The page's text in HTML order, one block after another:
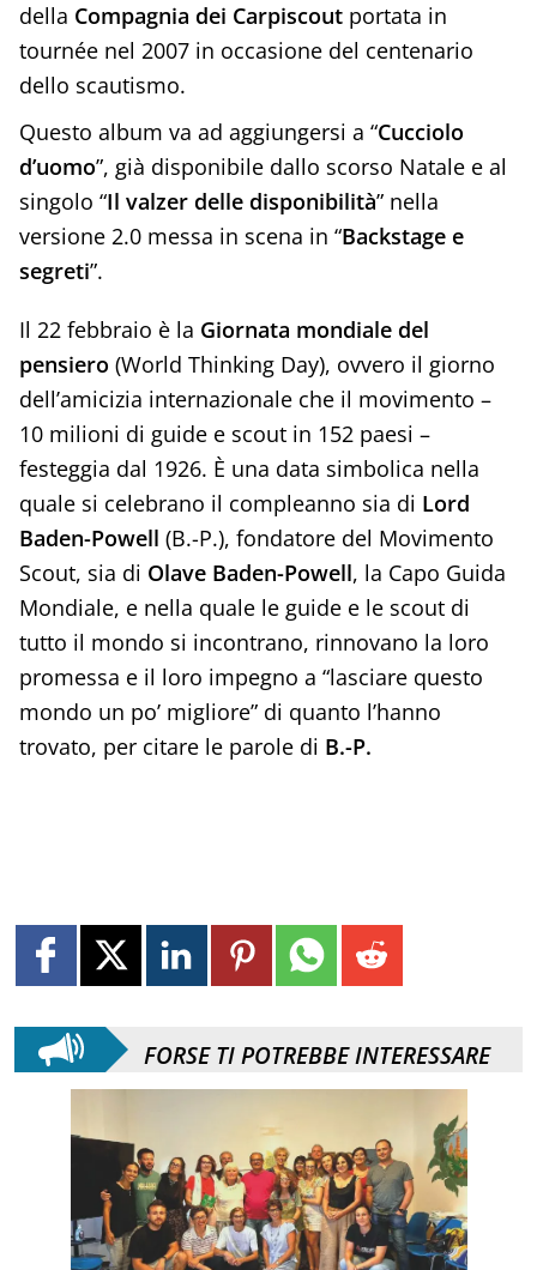
della Compagnia dei Carpiscoutportata in
tournée nel 2007 in occasione del centenario
dello scautismo.
Questo album va ad aggiungersi a “Cucciolo
d’uomo”, già disponibile dallo scorso Natale e al
singolo “Il valzer delle disponibilità” nella
versione 2.0 messa in scena in “Backstage e
segreti”.
Il 22 febbraio è la Giornata mondiale del
pensiero (World Thinking Day), ovvero il giorno
dell’amicizia internazionale che il movimento –
10 milioni di guide e scout in 152 paesi –
festeggia dal 1926. È una data simbolica nella
quale si celebrano il compleanno sia di Lord
Baden-Powell (B.-P.), fondatore del Movimento
Scout, sia di Olave Baden-Powell, la Capo Guida
Mondiale, e nella quale le guide e le scout di
tutto il mondo si incontrano, rinnovano la loro
promessa e il loro impegno a “lasciare questo
mondo un po’ migliore” di quanto l’hanno
trovato, per citare le parole di B.-P.
FORSE TI POTREBBE INTERESSARE